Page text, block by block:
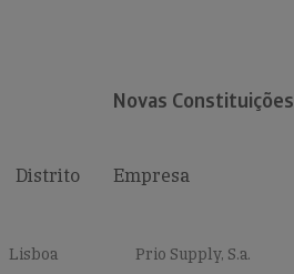
Distrito
Lisboa
Novas Constituições
Empresa
Prio Supply, S.a.